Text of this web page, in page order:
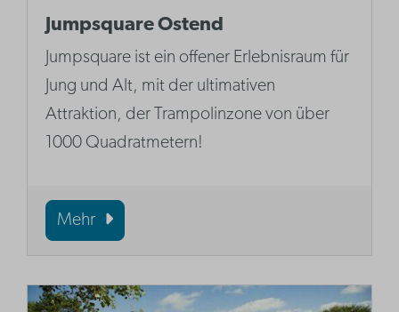
Jumpsquare Ostend
Jumpsquare ist ein offener Erlebnisraum für
Jung und Alt, mit der ultimativen
Attraktion, der Trampolinzone von über
1000 Quadratmetern!
Mehr